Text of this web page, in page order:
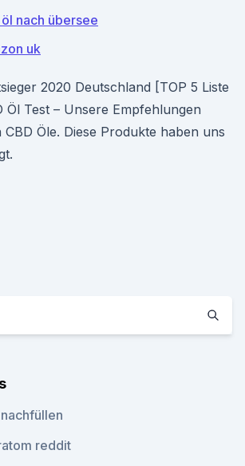
nach übersee
uk
2020 Deutschland [TOP 5 Liste
Öl Test – Unsere Empfehlungen
CBD Öle. Diese Produkte haben uns
reddit